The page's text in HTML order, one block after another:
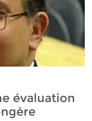
évaluation